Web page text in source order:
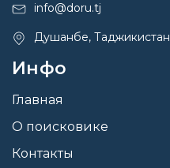
info@doru.tj
Душанбе, Таджикистан
Инфо
Главная
О поисковике
Контакты